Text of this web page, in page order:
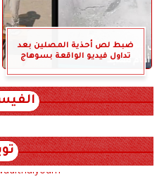
ضبط لص أحذية المصلين بعد
تداول فيديو الواقعة بسوهاج